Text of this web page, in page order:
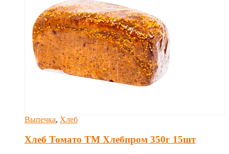
Выпечка, Хлеб
Хлеб Томато ТМ Хлебпром 350г 15шт